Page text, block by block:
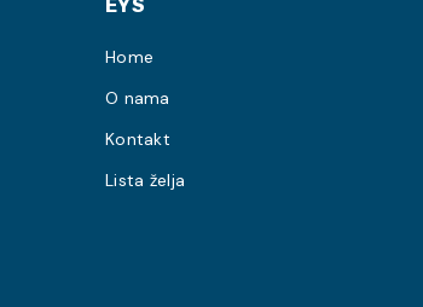
EYS
Home
O nama
Kontakt
Lista želja